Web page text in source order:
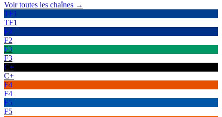
Voir toutes les chaînes →
TF1
TF1
F2
F2
F3
F3
C+
C+
F4
F4
F5
F5